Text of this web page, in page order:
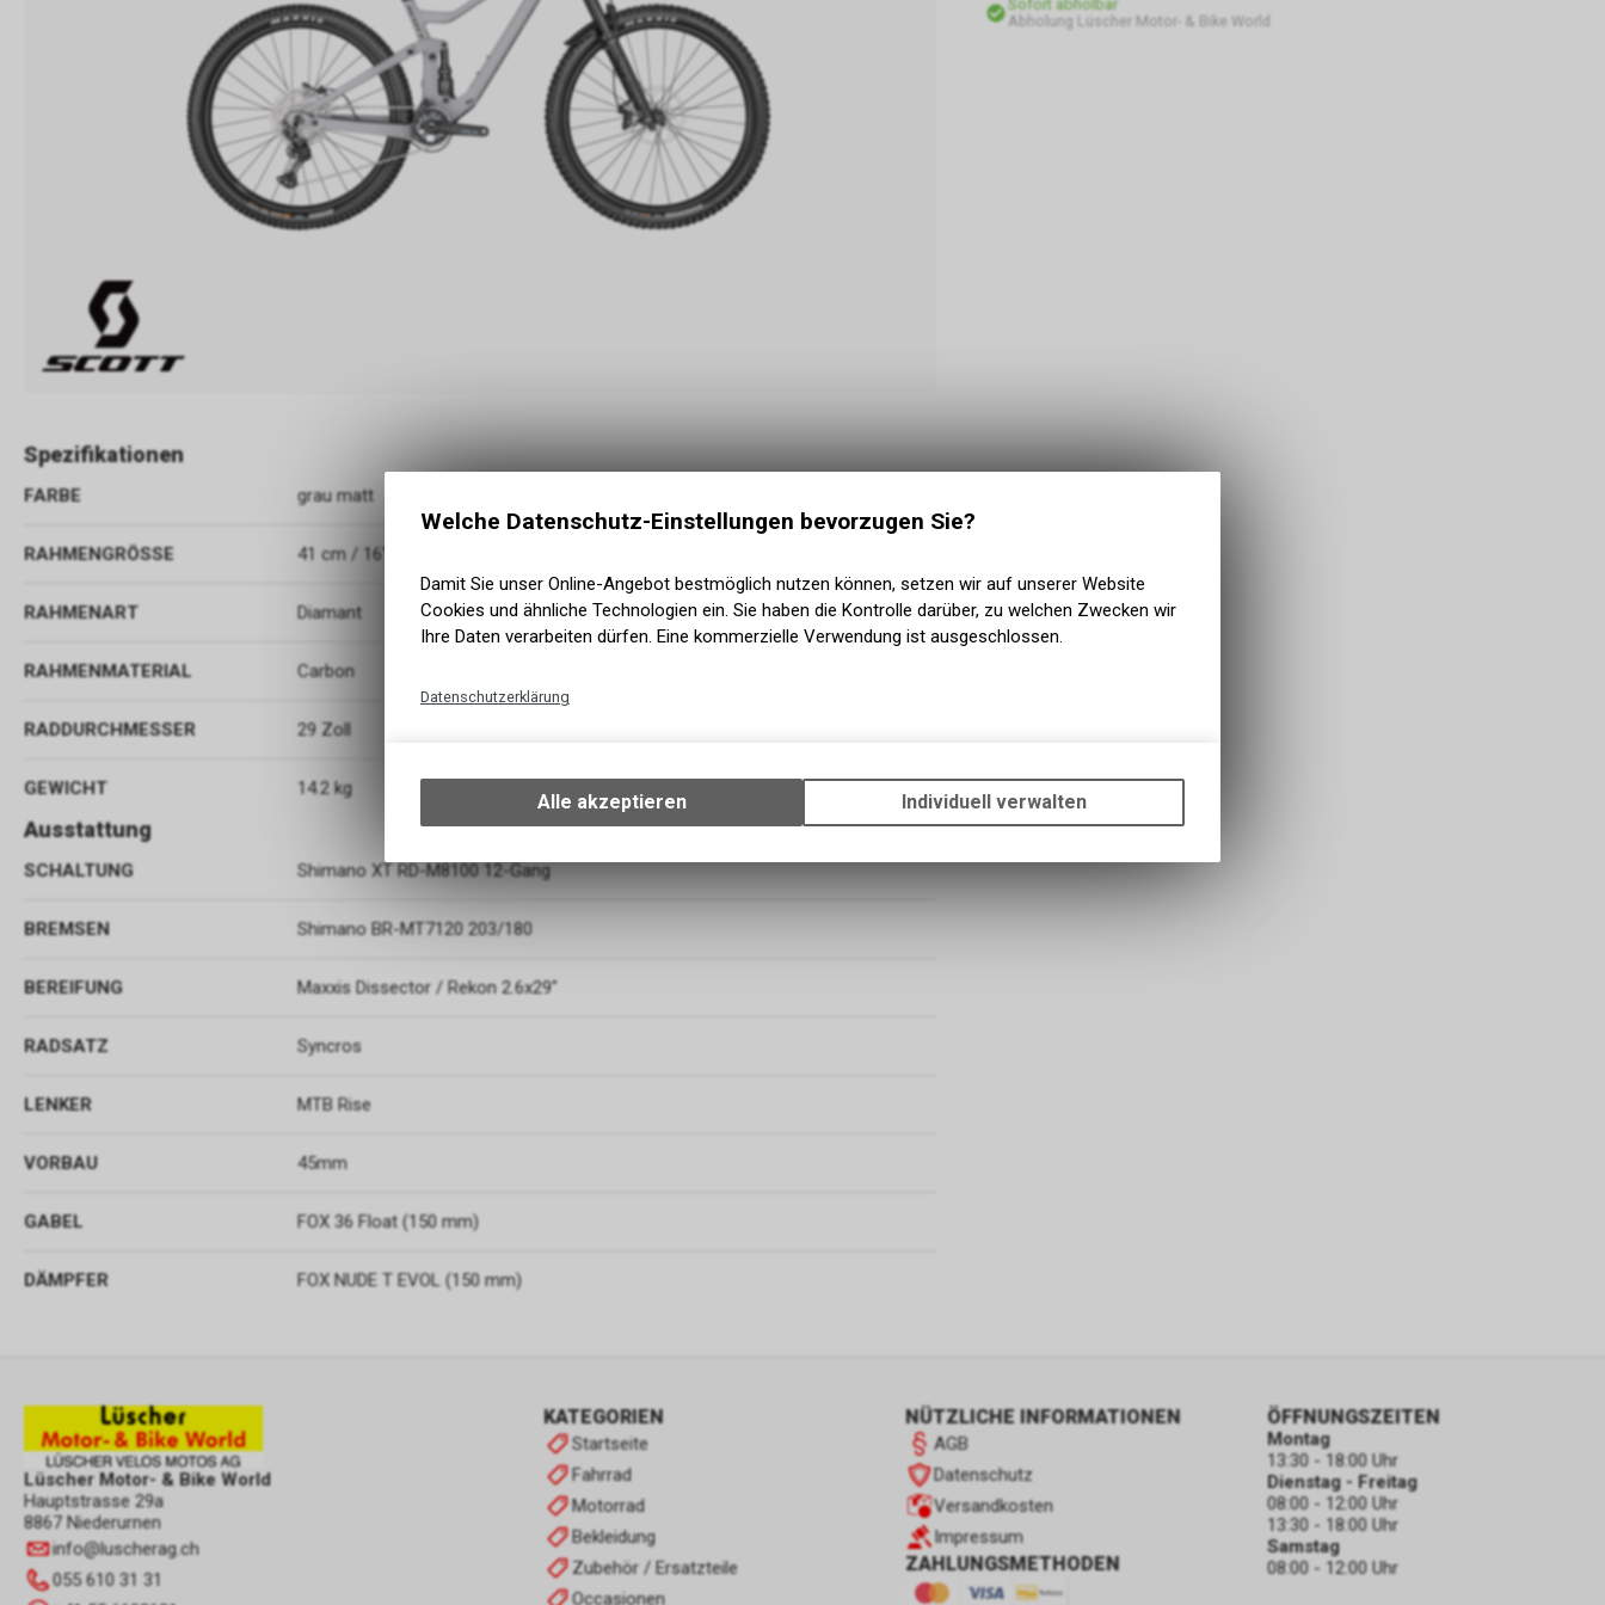
Sofort abholbar
Abholung Lüscher Motor- & Bike World
Spezifikationen
FARBE grau matt
RAHMENGRÖSSE 41 cm / 16" (S)
RAHMENART Diamant
RAHMENMATERIAL Carbon
RADDURCHMESSER 29 Zoll
GEWICHT 14.2 kg
Ausstattung
SCHALTUNG Shimano XT RD-M8100 12-Gang
BREMSEN Shimano BR-MT7120 203/180
BEREIFUNG Maxxis Dissector / Rekon 2.6x29"
RADSATZ Syncros
LENKER MTB Rise
VORBAU 45mm
GABEL FOX 36 Float (150 mm)
DÄMPFER FOX NUDE T EVOL (150 mm)
Lüscher Motor- & Bike World
Hauptstrasse 29a
8867 Niederurnen
info@luscherag.ch
055 610 31 31
KATEGORIEN
Startseite
Fahrrad
Motorrad
Bekleidung
Zubehör / Ersatzteile
Occasionen
NÜTZLICHE INFORMATIONEN
AGB
Datenschutz
Versandkosten
Impressum
ZAHLUNGSMETHODEN
ÖFFNUNGSZEITEN
Montag
13:30 - 18:00 Uhr
Dienstag - Freitag
08:00 - 12:00 Uhr
13:30 - 18:00 Uhr
Samstag
08:00 - 12:00 Uhr
Welche Datenschutz-Einstellungen bevorzugen Sie?
Damit Sie unser Online-Angebot bestmöglich nutzen können, setzen wir auf unserer Website
Cookies und ähnliche Technologien ein. Sie haben die Kontrolle darüber, zu welchen Zwecken wir
Ihre Daten verarbeiten dürfen. Eine kommerzielle Verwendung ist ausgeschlossen.
Datenschutzerklärung
Ihrem Gerät, um die grundlegenden Funktionen unseres Online-Angebots, wie die
Verwendung des Warenkorbs, zu ermöglichen. Bitte beachten Sie, dass die
zulassen.
Alle akzeptieren Individuell verwalten